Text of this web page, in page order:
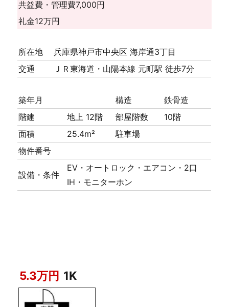
共益費・管理費7,000円
礼金12万円
所在地
兵庫県神戸市中央区 海岸通3丁目
交通
ＪＲ東海道・山陽本線 元町駅 徒歩7分
築年月 構造
鉄骨造
階建
地上 12階 部屋階数
10階
面積
25.4m²
駐車場
物件番号
設備・条件
EV・オートロック・エアコン・2口
IH・モニターホン
5.3万円 1K